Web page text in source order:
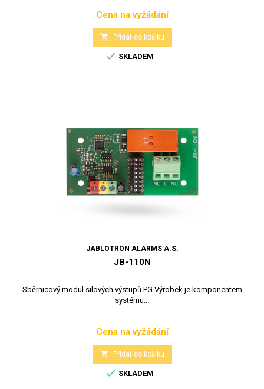
Cena
Cena na vyžádání
 Přidat do košíku
 SKLADEM
JABLOTRON ALARMS A.S.
JB-110N
Sběrnicový modul silových výstupů PG Výrobek je komponentem
systému...
Cena
Cena na vyžádání
 Přidat do košíku
 SKLADEM